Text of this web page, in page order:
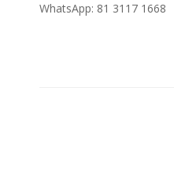
WhatsApp: 81 3117 1668